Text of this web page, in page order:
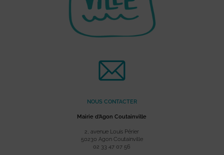
NOUS CONTACTER
Mairie d’Agon Coutainville
2, avenue Louis Périer
50230 Agon Coutainville
02 33 47 07 56